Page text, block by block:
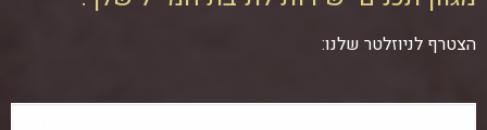
הצטרף לניוזלטר שלנו: